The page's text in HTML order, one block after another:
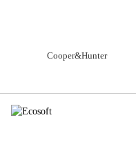
Cooper&Hunter